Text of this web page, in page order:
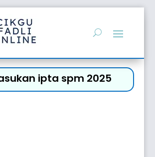
ipta spm 2025